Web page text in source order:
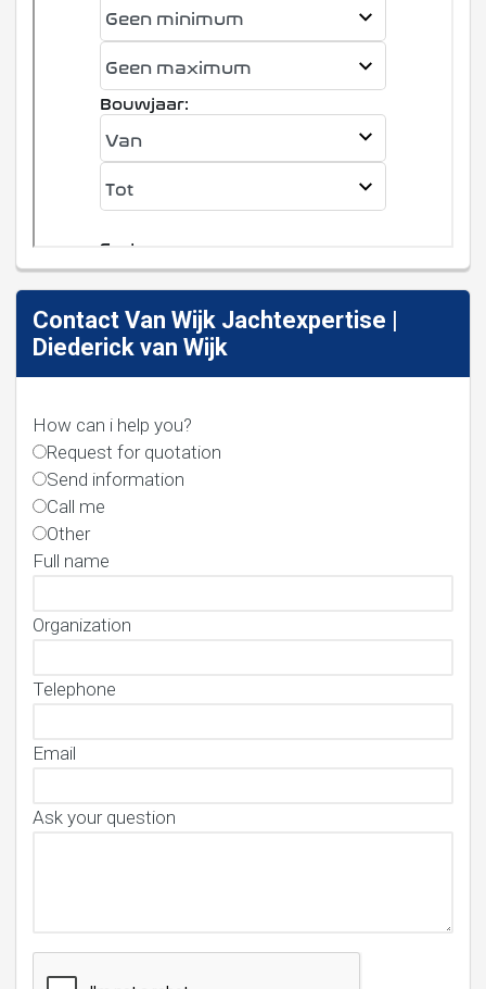
Contact Van Wijk Jachtexpertise |
Diederick van Wijk
How can i help you?
Request for quotation
Send information
Call me
Other
Full name
Organization
Telephone
Email
Ask your question